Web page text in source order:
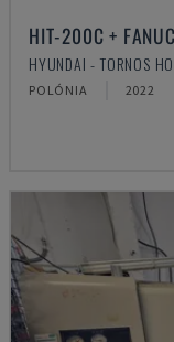
HIT-200C +
HYUNDAI - TORNOS
POLÓNIA 2022